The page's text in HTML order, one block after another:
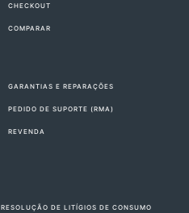
CHECKOUT
COMPARAR
GARANTIAS E REPARAÇÕES
PEDIDO DE SUPORTE (RMA)
REVENDA
RESOLUÇÃO DE LITÍGIOS DE CONSUMO